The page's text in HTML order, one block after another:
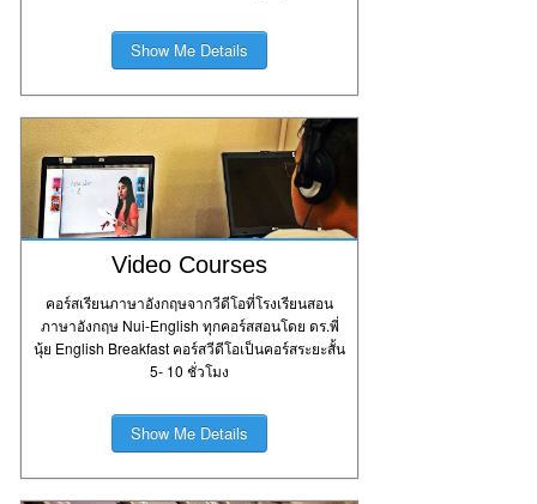
Show Me Details
Video Courses
คอร์สเรียนภาษาอังกฤษจากวีดีโอที่โรงเรียนสอน
ภาษาอังกฤษ Nui-English ทุกคอร์สสอนโดย ดร.พี่
นุ้ย English Breakfast คอร์สวีดีโอเป็นคอร์สระยะสั้น
5- 10 ชั่วโมง
Show Me Details